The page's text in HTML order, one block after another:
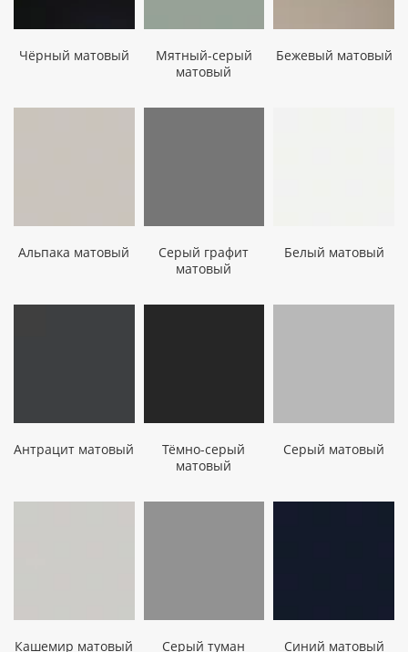
Чёрный матовый
Мятный-серый
матовый
Бежевый матовый
Альпака матовый
Серый графит
матовый
Белый матовый
Антрацит матовый
Тёмно-серый
матовый
Серый матовый
Кашемир матовый
Серый туман
Синий матовый